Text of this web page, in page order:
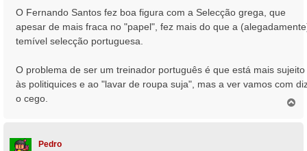
n
g
m
O Fernando Santos fez boa figura com a Selecção grega, que
apesar de mais fraca no "papel", fez mais do que a
temível selecção portuguesa.
O problema de ser um treinador português é que está mais sujeito
às politiquices e ao "lavar de roupa suja", mas a ver vamos com
o cego.
Pedro